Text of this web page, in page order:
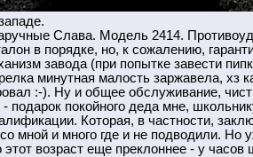
Слава. Модель 2414.
в порядке, но, к сожалению,
завода (при попытке завести
минутная малость заржавела,
:-). Ну и общее обслуживание,
подарок покойного деда мне,
Которая, в частности,
мной и много где и не подводили. Но
этот возраст еще преклоннее - у часов